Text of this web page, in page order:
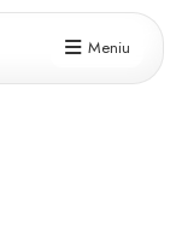
Meniu